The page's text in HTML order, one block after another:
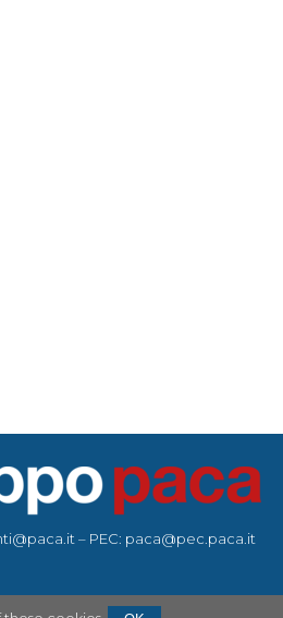
– PEC: paca@pec.paca.it